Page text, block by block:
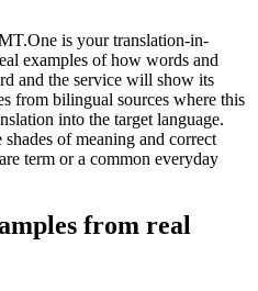
is your translation-in-
examples of how words and
and the service will show its
from bilingual sources where this
into the target language.
of meaning and correct
term or a common everyday
from real